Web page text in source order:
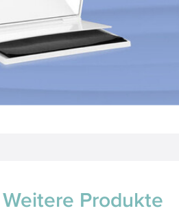
Weitere Produkte